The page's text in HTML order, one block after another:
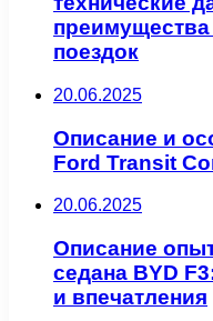
поездок
20.06.2025
Описание и
Ford Transit
20.06.2025
Описание
седана BYD
и впечатления